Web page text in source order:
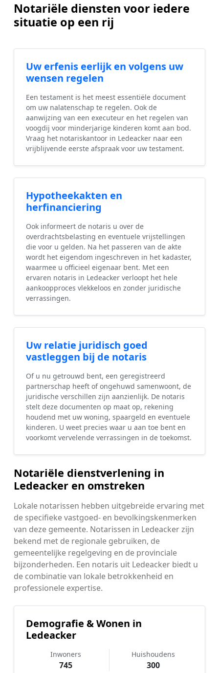
Notariële diensten voor iedere
situatie op een rij
Uw erfenis eerlijk en volgens uw
wensen regelen
Een testament is het meest essentiële document
om uw nalatenschap te regelen. Ook de
aanwijzing van een executeur en het regelen van
voogdij voor minderjarige kinderen komt aan bod.
Vraag het notariskantoor in Ledeacker naar een
vrijblijvende eerste afspraak voor uw testament.
Hypotheekakten en
herfinanciering
Ook informeert de notaris u over de
overdrachtsbelasting en eventuele vrijstellingen
die voor u gelden. Na het passeren van de akte
wordt het eigendom ingeschreven in het kadaster,
waarmee u officieel eigenaar bent. Met een
ervaren notaris in Ledeacker verloopt het hele
aankoopproces vlekkeloos en zonder juridische
verrassingen.
Uw relatie juridisch goed
vastleggen bij de notaris
Of u nu getrouwd bent, een geregistreerd
partnerschap heeft of ongehuwd samenwoont, de
juridische verschillen zijn aanzienlijk. De notaris
stelt deze documenten op maat op, rekening
houdend met uw woning, spaargeld en eventuele
kinderen. U weet precies waar u aan toe bent en
voorkomt vervelende verrassingen in de toekomst.
Notariële dienstverlening in
Ledeacker en omstreken
Lokale notarissen hebben uitgebreide ervaring met
de specifieke vastgoed- en bevolkingskenmerken
van deze gemeente. Notarissen in Ledeacker zijn
bekend met de regionale gebruiken, de
gemeentelijke regelgeving en de provinciale
bijzonderheden. Een notaris uit Ledeacker biedt u
de combinatie van lokale betrokkenheid en
professionele expertise.
Demografie & Wonen in
Ledeacker
Inwoners
745
Huishoudens
300